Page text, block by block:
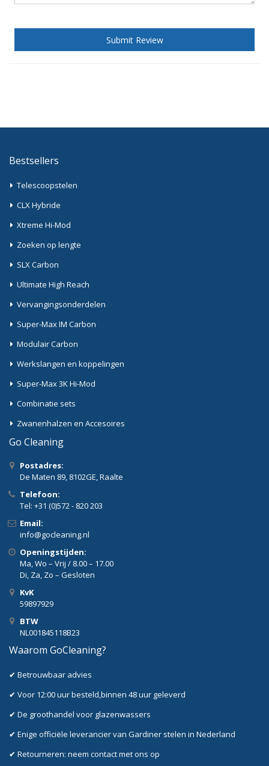
Submit Review
Bestsellers
Telescoopstelen
CLX Hybride
Xtreme Hi-Mod
Zoeken op lengte
SLX Carbon
Ultimate High Reach
Vervangingsonderdelen
Super-Max IM Carbon
Modulair Carbon
Werkslangen en koppelingen
Super-Max 3K Hi-Mod
Combinatie sets
Zwanenhalzen en Accesoires
Go Cleaning
Postadres:
De Maten 89, 8102GE, Raalte
Telefoon:
Tel: +31 (0)572 - 820 203
Email:
info@gocleaning.nl
Openingstijden:
Ma, Wo – Vrij / 8.00 – 17.00
Di, Za, Zo – Gesloten
KvK
59897929
BTW
NL001845118B23
Waarom GoCleaning?
✔ Betrouwbaar advies
✔ Voor 12:00 uur besteld,binnen 48 uur geleverd
✔ De groothandel voor glazenwassers
✔ Enige officiële leverancier van Gardiner stelen in Nederland
✔ Retourneren: neem contact met ons op